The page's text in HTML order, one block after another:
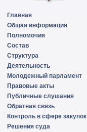
Главная
Общая информация
Полномочия
Состав
Структура
Деятельность
Молодежный парламент
Правовые акты
Публичные слушания
Обратная связь
Контроль в сфере закупок
Решения суда